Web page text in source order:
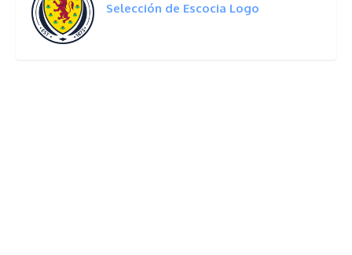
Selección de Escocia Logo